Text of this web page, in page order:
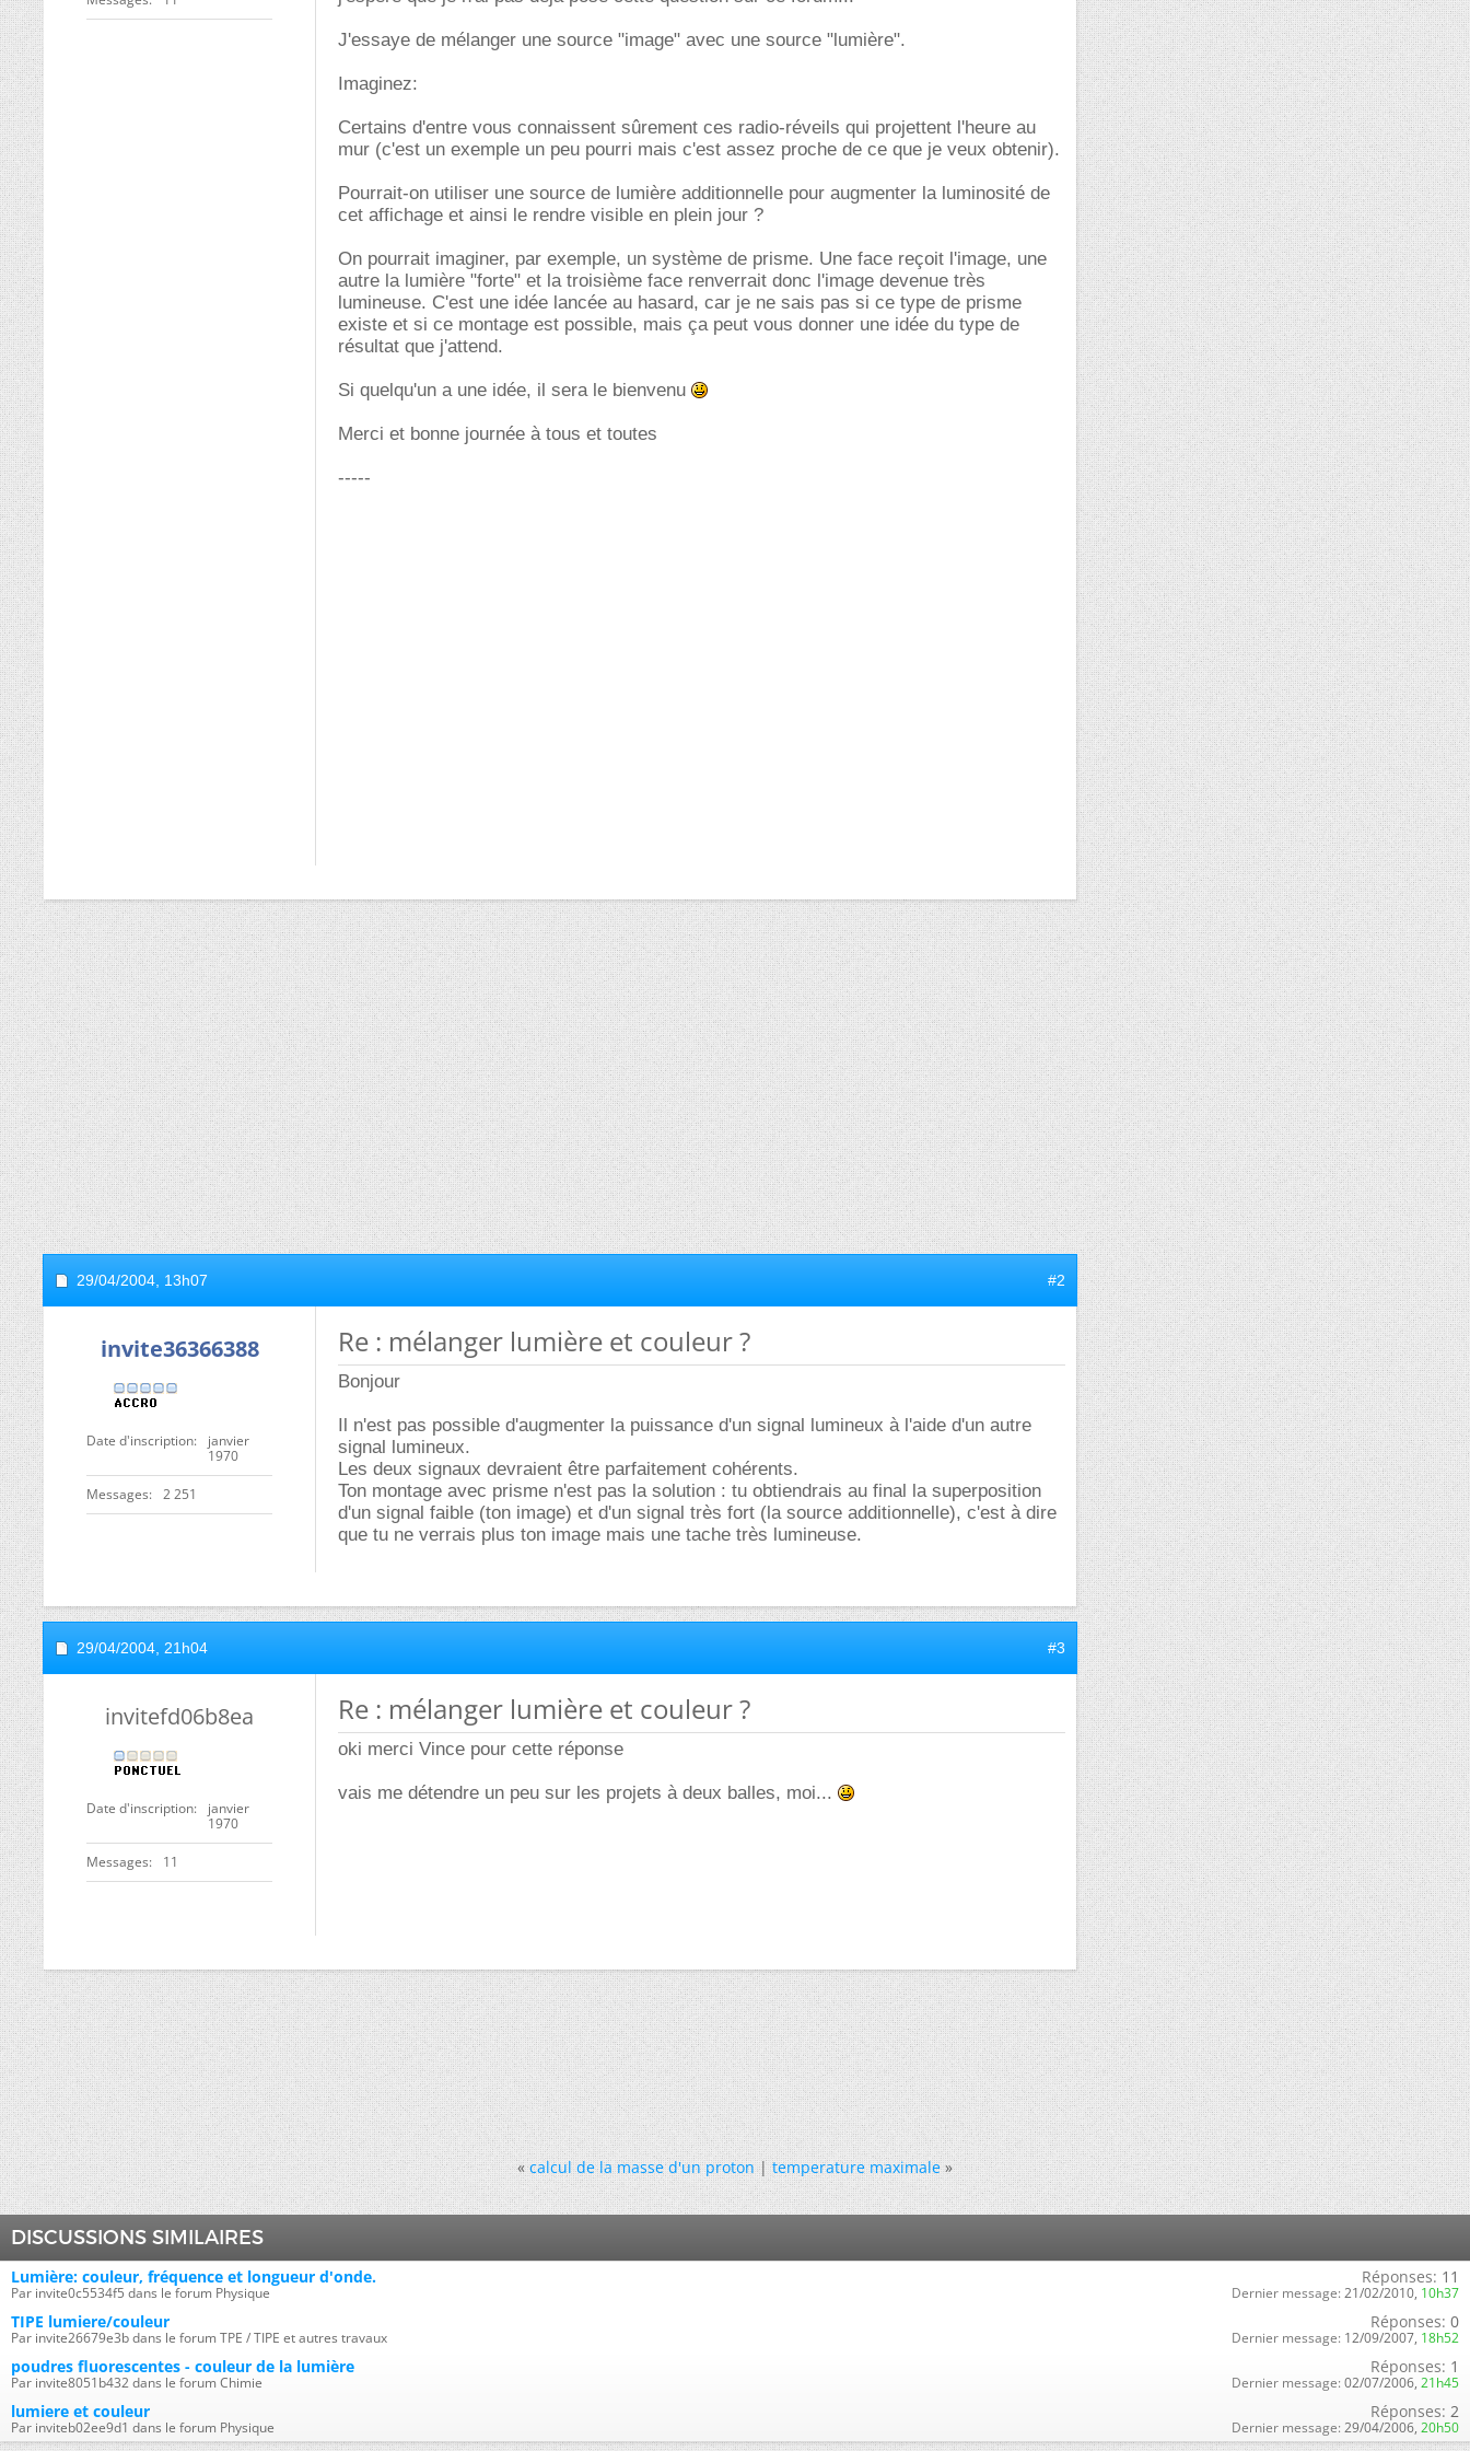
J'essaye de mélanger une source "image" avec une source "lumière".
Imaginez:
Certains d'entre vous connaissent sûrement ces radio-réveils qui projettent l'heure au
mur (c'est un exemple un peu pourri mais c'est assez proche de ce que je veux obtenir).
Pourrait-on utiliser une source de lumière additionnelle pour augmenter la luminosité de
cet affichage et ainsi le rendre visible en plein jour ?
On pourrait imaginer, par exemple, un système de prisme. Une face reçoit l'image, une
autre la lumière "forte" et la troisième face renverrait donc l'image devenue très
lumineuse. C'est une idée lancée au hasard, car je ne sais pas si ce type de prisme
existe et si ce montage est possible, mais ça peut vous donner une idée du type de
résultat que j'attend.
Si quelqu'un a une idée, il sera le bienvenu
Merci et bonne journée à tous et toutes
-----
29/04/2004, 13h07 #2
invite36366388
Date d'inscription
janvier
1970
Messages 2 251
Re : mélanger lumière et couleur ?
Bonjour
Il n'est pas possible d'augmenter la puissance d'un signal lumineux à l'aide d'un autre
signal lumineux.
Les deux signaux devraient être parfaitement cohérents.
Ton montage avec prisme n'est pas la solution : tu obtiendrais au final la superposition
d'un signal faible (ton image) et d'un signal très fort (la source additionnelle), c'est à dire
que tu ne verrais plus ton image mais une tache très lumineuse.
29/04/2004, 21h04 #3
invitefd06b8ea
Date d'inscription
janvier
1970
Messages 11
Re : mélanger lumière et couleur ?
oki merci Vince pour cette réponse
vais me détendre un peu sur les projets à deux balles, moi...
« calcul de la masse d'un proton|temperature maximale »
DISCUSSIONS SIMILAIRES
Lumière: couleur, fréquence et longueur d'onde.
Par invite0c5534f5 dans le forum Physique
Réponses: 11
Dernier message: 21/02/2010, 10h37
TIPE lumiere/couleur
Par invite26679e3b dans le forum TPE / TIPE et autres travaux
Réponses: 0
Dernier message: 12/09/2007, 18h52
poudres fluorescentes - couleur de la lumière
Par invite8051b432 dans le forum Chimie
Réponses: 1
Dernier message: 02/07/2006, 21h45
lumiere et couleur
Par inviteb02ee9d1 dans le forum Physique
Réponses: 2
Dernier message: 29/04/2006, 20h50